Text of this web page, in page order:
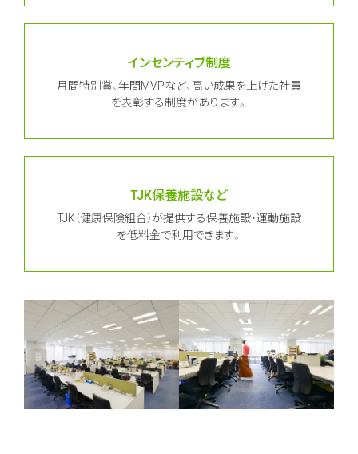
インセンティブ制度
月間特別賞、年間MVPなど、高い成果を上げた社員
を表彰する制度があります。
TJK保養施設など
TJK（健康保険組合）が提供する保養施設・運動施設
を低料金で利用できます。